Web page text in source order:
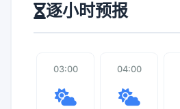
逐小时预报
03:00 04:00